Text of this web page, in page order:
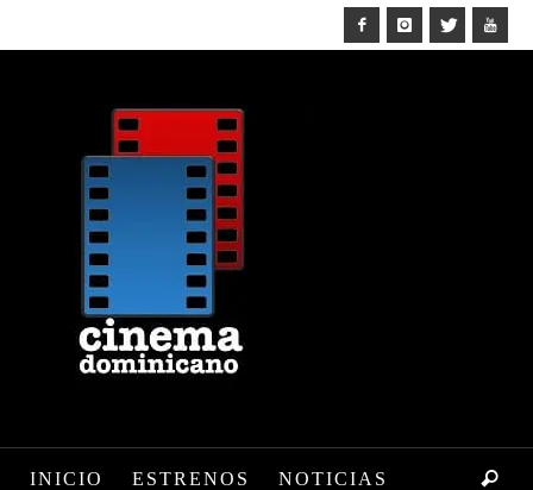
INICIO ESTRENOS NOTICIAS